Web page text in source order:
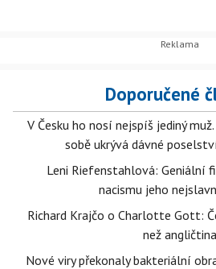
Doporučené
V Česku ho nosí nejspíš jediný
sobě ukrývá dávné
Leni Riefenstahlová: Geniální
nacismu jeho
Richard Krajčo o Charlotte Gott:
než angličtina
Nové viry překonaly bakteriální